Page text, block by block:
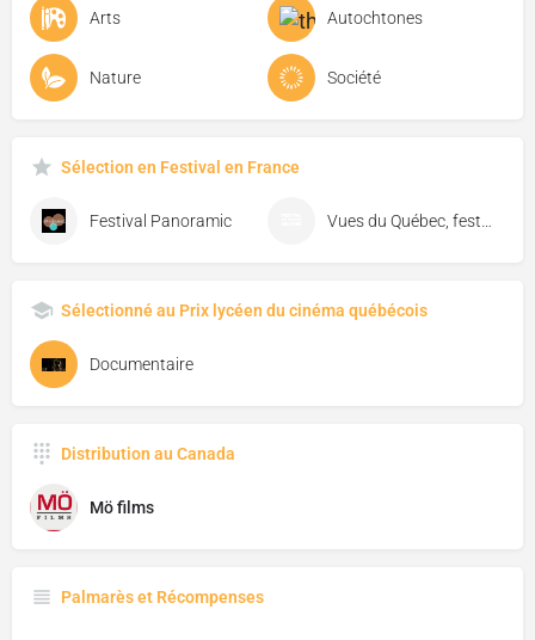
Arts Autochtones
Nature Société
Sélection en Festival en France
Festival Panoramic Vues du Québec, festival de cinéma de Florac
Sélectionné au Prix lycéen du cinéma québécois
Documentaire
Distribution au Canada
Mö films
Palmarès et Récompenses